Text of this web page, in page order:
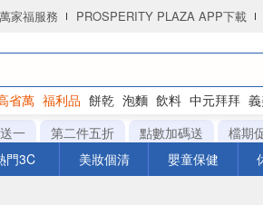
萬家福服務 PROSPERITY PLAZA APP下載
省萬 福利品 餅乾 泡麵 飲料 中元拜拜
一 第二件五折 點數加碼送 檔期
門3C 美妝個清 嬰童保健